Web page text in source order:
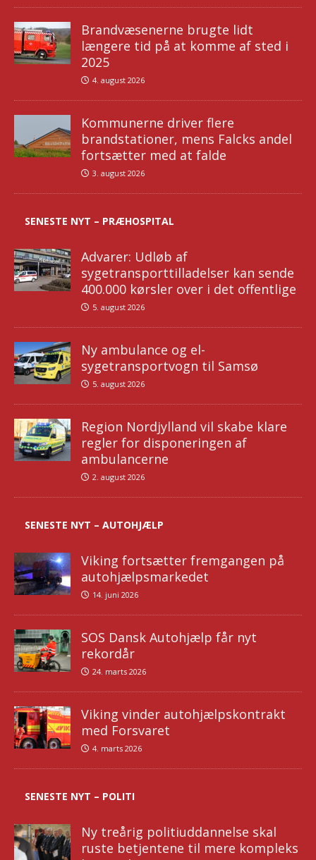
Brandvæsenerne brugte lidt
længere tid på at komme af sted i
2025
4. august 2026
Kommunerne driver flere
brandstationer, mens Falcks andel
fortsætter med at falde
3. august 2026
SENESTE NYT – PRÆHOSPITAL
Advarer: Udløb af
sygetransporttilladelser kan sende
400.000 kørsler over i det offentlige
5. august 2026
Ny ambulance og el-
sygetransportvogn til Samsø
5. august 2026
Region Nordjylland vil skabe klare
regler for disponeringen af
ambulancerne
2. august 2026
SENESTE NYT – AUTOHJÆLP
Viking fortsætter fremgangen på
autohjælpsmarkedet
14. juni 2026
SOS Dansk Autohjælp får nyt
rekordår
24. marts 2026
Viking vinder autohjælpskontrakt
med Forsvaret
4. marts 2026
SENESTE NYT – POLITI
Ny treårig politiuddannelse skal
ruste betjentene til mere kompleks